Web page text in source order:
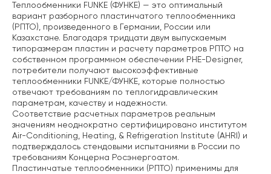
Теплообменники FUNKE (ФУНКЕ) — это оптимальный
вариант разборного пластинчатого теплообменника
(РПТО), произведенного в Германии, России или
Казахстане. Благодаря тридцати двум выпускаемым
типоразмерам пластин и расчету параметров РПТО на
собственном программном обеспечении PHE-Designer,
потребители получают высокоэффективные
теплообменники FUNKE/ФУНКЕ, которые полностью
отвечают требованиям по теплогидравлическим
параметрам, качеству и надежности.
Соответствие расчетных параметров реальным
значениям неоднократно сертифицировано институтом
Air-Conditioning, Heating, & Refrigeration Institute (AHRI) и
подтверждалось стендовыми испытаниями в России по
требованиям Концерна Росэнергоатом.
Пластинчатые теплообменники (РПТО) применимы для